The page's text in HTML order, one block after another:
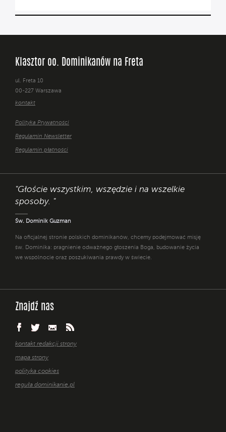
Klasztor oo. Dominikanów na Freta
ul. Freta 10
00-227 Warszawa
kontakt
Polityka Prywatności
Regulamin Newsletter
Regulamin płatności
"Głoście wszystkim, wszędzie i na wszelkie
sposoby. "
Św. Dominik Guzman
Na oficjalnej stronie polskich dominikanów, chcemy podejmować misję
św. Dominika: pragnienie odważnego głoszenia Boga, budowanie życia
we wspólnocie oraz poszukiwania prawdy w świecie.
Znajdź nas
kontakt redakcji strony
mapa strony
polityka cookies
reguła dominikanie.pl